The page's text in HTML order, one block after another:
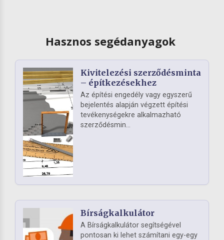
Hasznos segédanyagok
Kivitelezési szerződésminta
– építkezésekhez
Az építési engedély vagy egyszerű
bejelentés alapján végzett építési
tevékenységekre alkalmazható
szerződésmin...
Bírságkalkulátor
A Bírságkalkulátor segítségével
pontosan ki lehet számítani egy-egy